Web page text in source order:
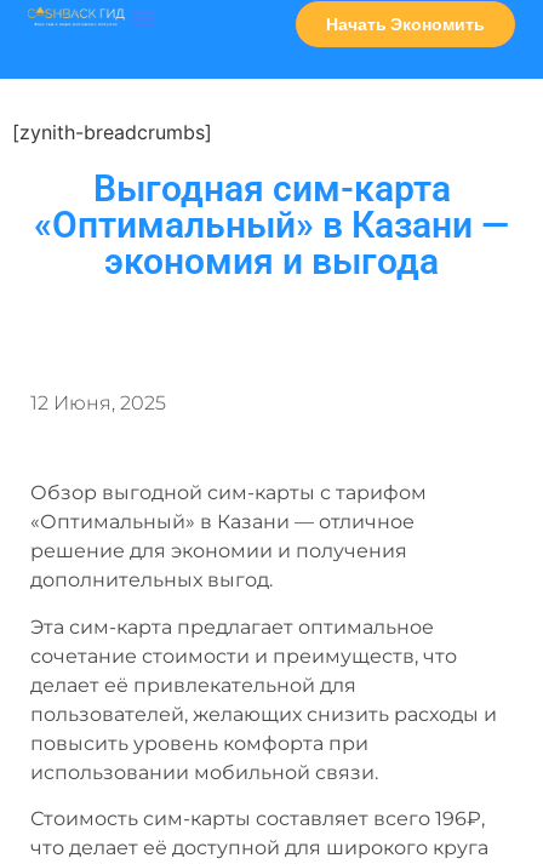
Начать Экономить
[zynith-breadcrumbs]
Выгодная сим-карта
«Оптимальный» в Казани —
экономия и выгода
12 Июня, 2025
Обзор выгодной сим-карты с тарифом
«Оптимальный» в Казани — отличное
решение для экономии и получения
дополнительных выгод.
Эта сим-карта предлагает оптимальное
сочетание стоимости и преимуществ, что
делает её привлекательной для
пользователей, желающих снизить расходы и
повысить уровень комфорта при
использовании мобильной связи.
Стоимость сим-карты составляет всего 196₽,
что делает её доступной для широкого круга